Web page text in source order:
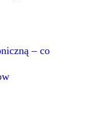
– co